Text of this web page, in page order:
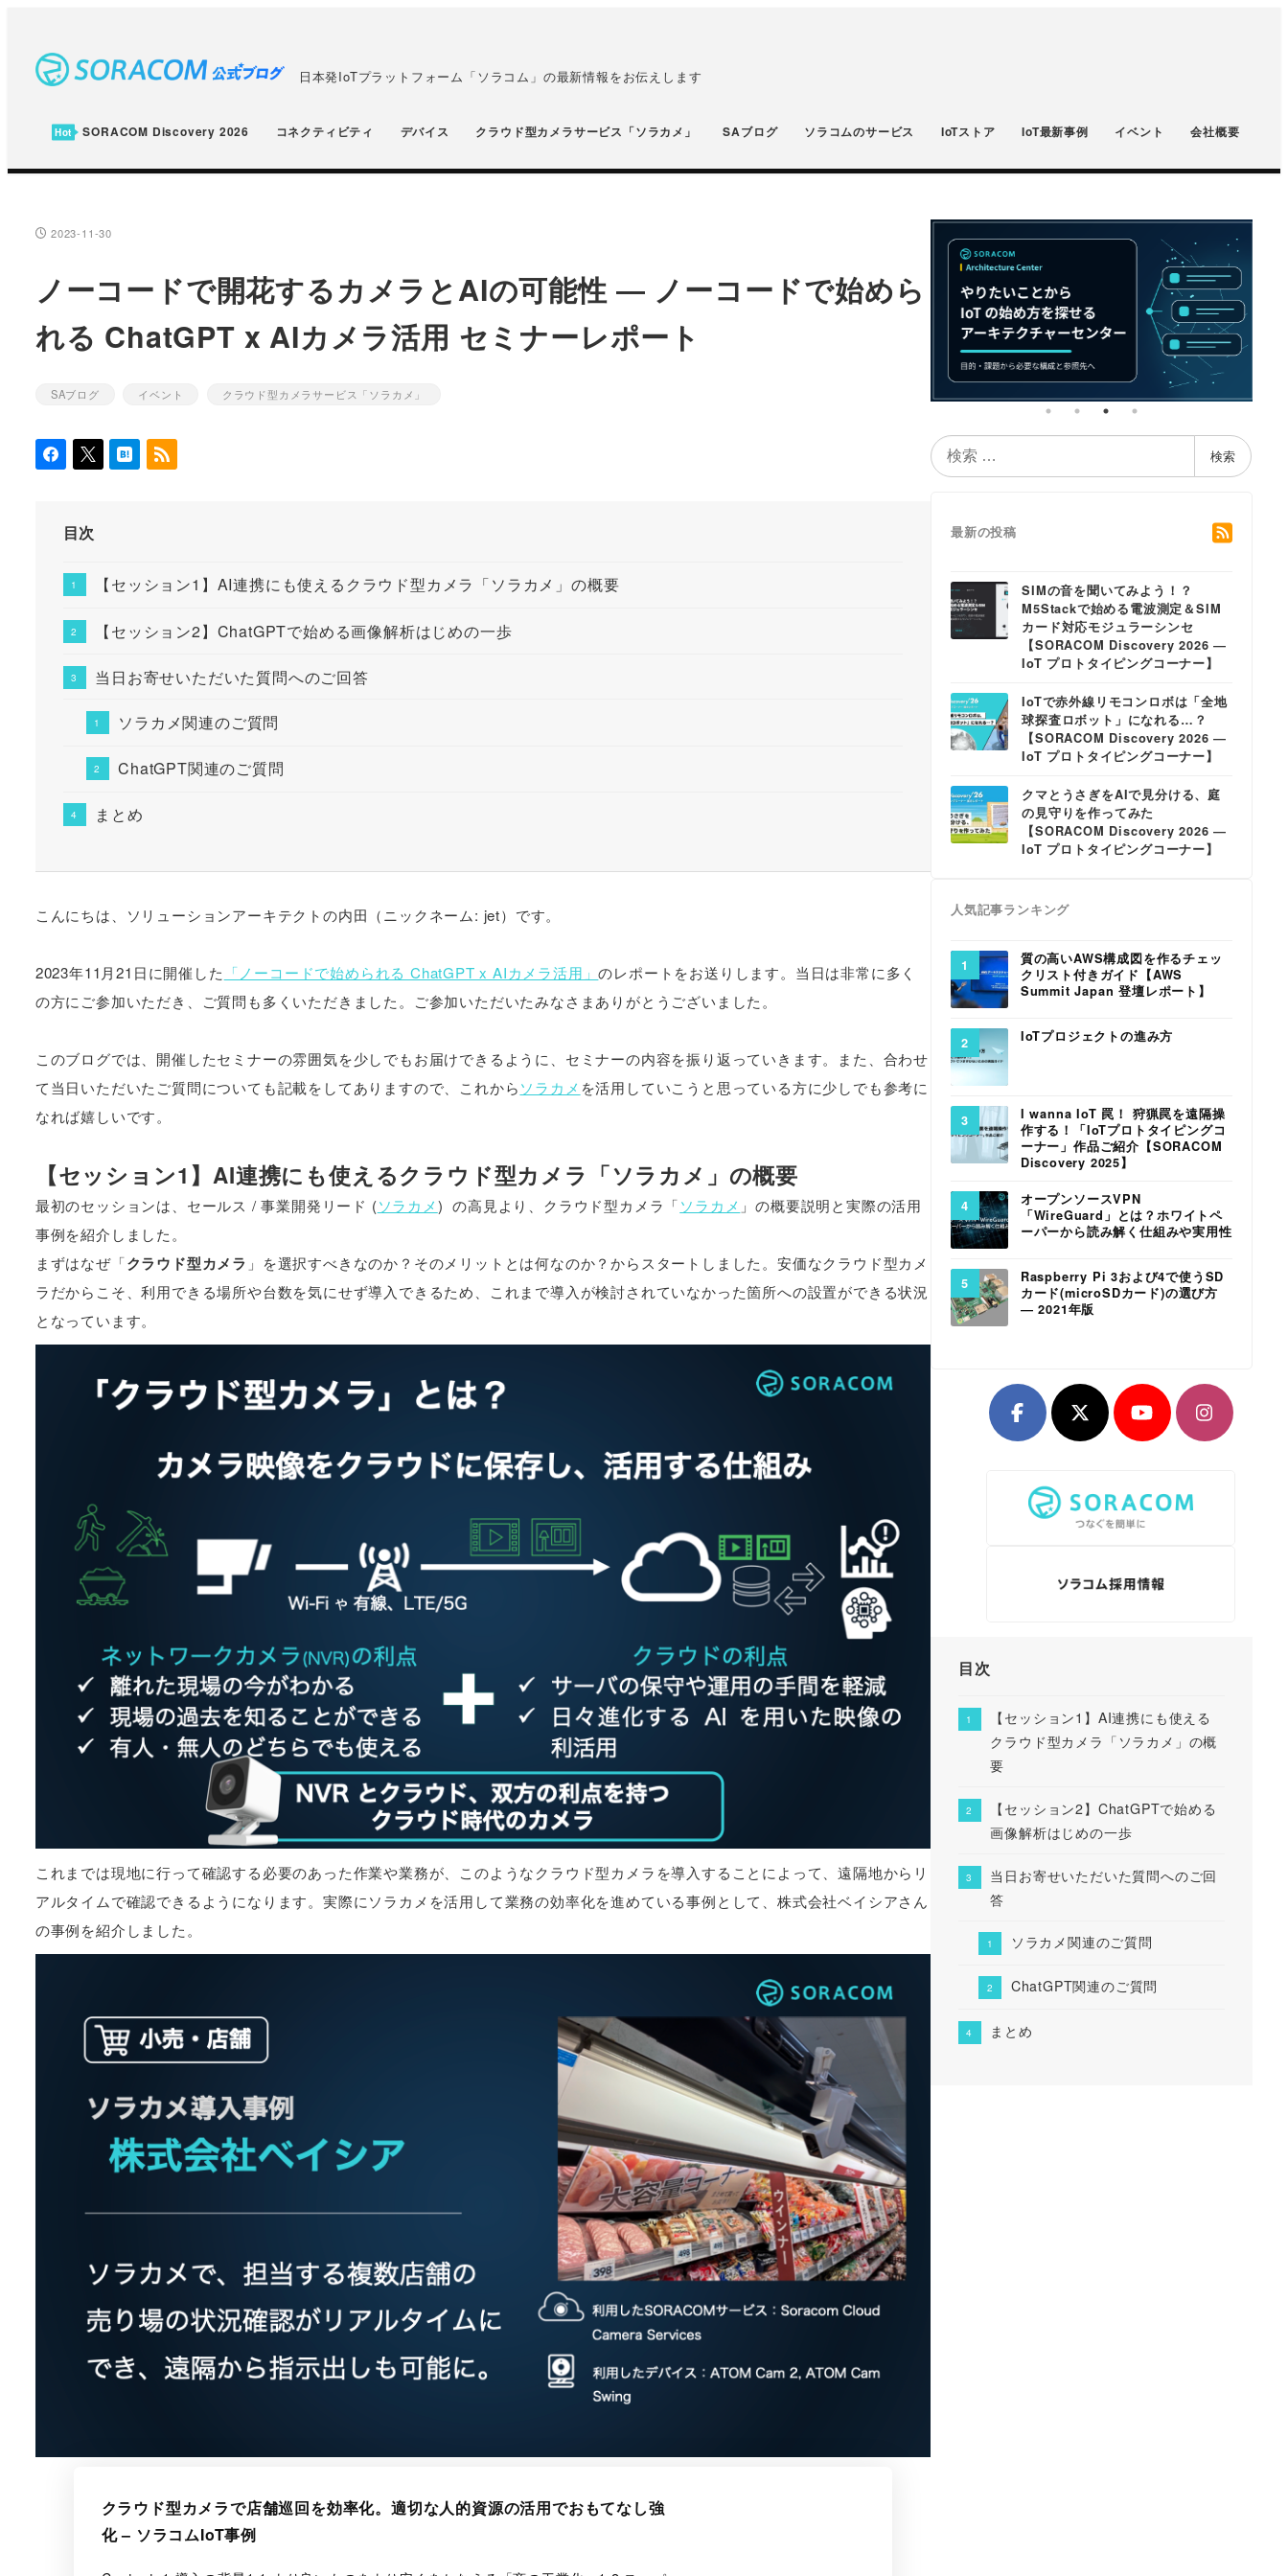
ン
日本発IoTプラットフォーム「ソラコム」の最新情報をお伝えします
SORACOM Discovery 2026 コネクティビティ デバイス クラウド型カメラサービス「ソラカメ」 SAブログ ソラコムのサービス IoTストア IoT最新事例 イベント 会社概要
投稿日
2023-11-30
ノーコードで開花するカメラとAIの可能性 ― ノーコードで始めら
れる ChatGPT x AIカメラ活用 セミナーレポート
カテゴリー
SAブログ カテゴリー
イベント カテゴリー
クラウド型カメラサービス「ソラカメ」
目次
【セッション1】AI連携にも使えるクラウド型カメラ「ソラカメ」の概要
【セッション2】ChatGPTで始める画像解析はじめの一歩
当日お寄せいただいた質問へのご回答
ソラカメ関連のご質問
ChatGPT関連のご質問
まとめ
こんにちは、ソリューションアーキテクトの内田（ニックネーム: jet）です。
2023年11月21日に開催した 「ノーコードで始められる ChatGPT x AIカメラ活用」のレポートをお送りします。当日は非常に多く
の方にご参加いただき、ご質問も多くいただきました。ご参加いただいたみなさまありがとうございました。
このブログでは、開催したセミナーの雰囲気を少しでもお届けできるように、セミナーの内容を振り返っていきます。また、合わせ
て当日いただいたご質問についても記載をしてありますので、これからソラカメ を活用していこうと思っている方に少しでも参考に
なれば嬉しいです。
【セッション1】AI連携にも使えるクラウド型カメラ「ソラカメ」の概要
最初のセッションは、セールス / 事業開発リード (ソラカメ) の高見より、クラウド型カメラ「ソラカメ 」の概要説明と実際の活用
事例を紹介しました。
まずはなぜ「クラウド型カメラ 」を選択すべきなのか？そのメリットとは何なのか？からスタートしました。安価なクラウド型カメ
ラだからこそ、利用できる場所や台数を気にせず導入できるため、これまで導入が検討されていなかった箇所への設置ができる状況
となっています。
これまでは現地に行って確認する必要のあった作業や業務が、このようなクラウド型カメラを導入することによって、遠隔地からリ
アルタイムで確認できるようになります。実際にソラカメを活用して業務の効率化を進めている事例として、株式会社ベイシアさん
の事例を紹介しました。
クラウド型カメラで店舗巡回を効率化。適切な人的資源の活用でおもてなし強
化 – ソラコムIoT事例
検
索
検索
最新の投稿
SIMの音を聞いてみよう！？
M5Stackで始める電波測定＆SIM
カード対応モジュラーシンセ
【SORACOM Discovery 2026 ―
IoT プロトタイピングコーナー】
IoTで赤外線リモコンロボは「全地
球探査ロボット」になれる…？
【SORACOM Discovery 2026 ―
IoT プロトタイピングコーナー】
クマとうさぎをAIで見分ける、庭
の見守りを作ってみた
【SORACOM Discovery 2026 ―
IoT プロトタイピングコーナー】
人気記事ランキング
質の高いAWS構成図を作るチェッ
クリスト付きガイド【AWS
Summit Japan 登壇レポート】
IoTプロジェクトの進み方
I wanna IoT 罠！ 狩猟罠を遠隔操
作する！「IoTプロトタイピングコ
ーナー」作品ご紹介【SORACOM
Discovery 2025】
オープンソースVPN
「WireGuard」とは？ホワイトペ
ーパーから読み解く仕組みや実用性
Raspberry Pi 3および4で使うSD
カード(microSDカード)の選び方
― 2021年版
目次
【セッション1】AI連携にも使える
クラウド型カメラ「ソラカメ」の概
要
【セッション2】ChatGPTで始める
画像解析はじめの一歩
当日お寄せいただいた質問へのご回
答
ソラカメ関連のご質問
ChatGPT関連のご質問
まとめ